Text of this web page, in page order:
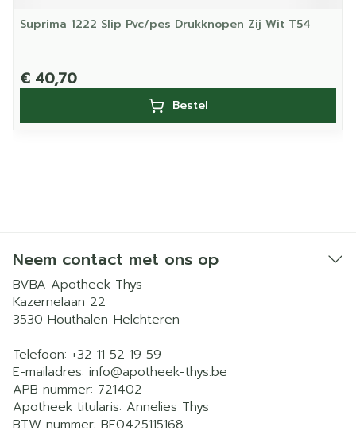
Suprima 1222 Slip Pvc/pes Drukknopen Zij Wit T54
€ 40,70
Bestel
Neem contact met ons op
BVBA Apotheek Thys
Kazernelaan 22
3530 Houthalen-Helchteren
Telefoon: +32 11 52 19 59
E-mailadres: info@apotheek-thys.be
APB nummer: 721402
Apotheek titularis: Annelies Thys
BTW nummer: BE0425115168